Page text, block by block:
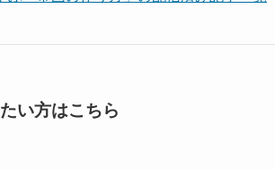
い方はこちら